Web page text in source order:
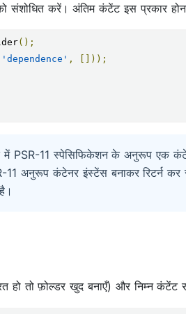
संशोधित करें। अंतिम कंटेंट इस प्रकार
();
'dependence' ,
[]));
PSR-11 स्पेसिफिकेशन के अनुरूप एक
11 अनुरूप कंटेनर इंस्टेंस बनाकर रिटर्न
हो तो फ़ोल्डर खुद बनाएँ) और निम्न कंटेंट